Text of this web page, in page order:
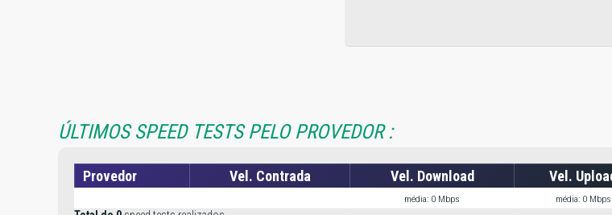
ÚLTIMOS SPEED TESTS PELO PROVEDOR :
Provedor Vel. Contrada Vel. Download Vel.
média: 0 Mbps média: 0 Mbps